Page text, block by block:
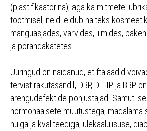
(plastifikaatorina), aga ka mitmete
tootmisel, neid leidub näiteks
mänguasjades, värvides, liimides,
ja põrandakatetes.
Uuringud on näidanud, et ftalaadid
tervist rakutasandil, DBP, DEHP ja BBP
arengudefektide põhjustajad. Samuti
hormonaalsete muutustega,
hulga ja kvaliteediga, ülekaalulisuse,